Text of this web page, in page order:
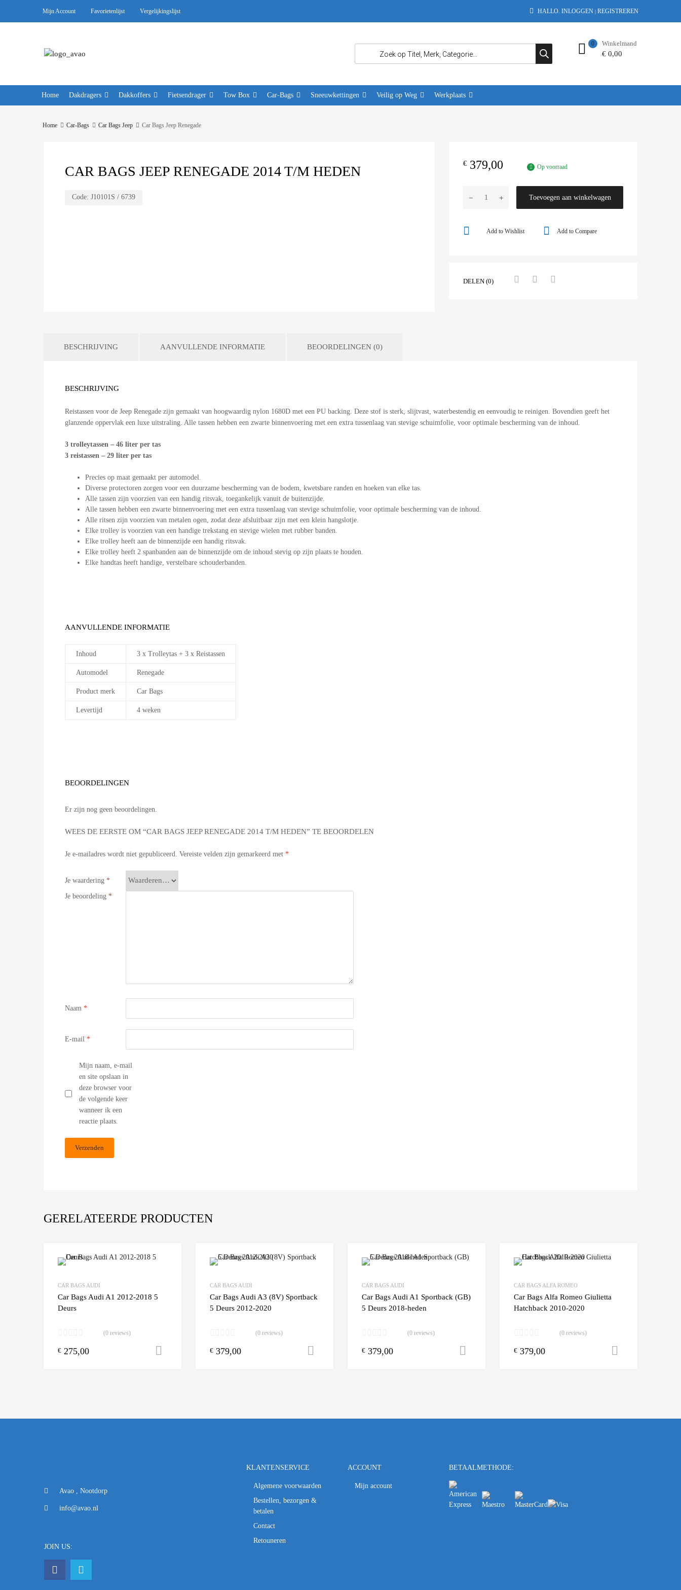
Mijn Account Favorietenlijst Vergelijkingslijst HALLO. INLOGGEN | REGISTREREN
Winkelmand
€ 0,00
0
Home Dakdragers Dakkoffers Fietsendrager Tow Box Car-Bags Sneeuwkettingen Veilig op Weg Werkplaats
Home Car-Bags Car Bags Jeep Car Bags Jeep Renegade
CAR BAGS JEEP RENEGADE 2014 T/M HEDEN
Code: J10101S / 6739
€ 379,00 Op voorraad
Toevoegen aan winkelwagen
Add to Compare
Add to Wishlist
DELEN (0)
BESCHRIJVING AANVULLENDE INFORMATIE BEOORDELINGEN (0)
BESCHRIJVING
Reistassen voor de Jeep Renegade zijn gemaakt van hoogwaardig nylon 1680D met een PU backing. Deze stof is sterk, slijtvast, waterbestendig en eenvoudig te reinigen. Bovendien geeft het
glanzende oppervlak een luxe uitstraling. Alle tassen hebben een zwarte binnenvoering met een extra tussenlaag van stevige schuimfolie, voor optimale bescherming van de inhoud.
3 trolleytassen – 46 liter per tas
3 reistassen – 29 liter per tas
Precies op maat gemaakt per automodel.
Diverse protectoren zorgen voor een duurzame bescherming van de bodem, kwetsbare randen en hoeken van elke tas.
Alle tassen zijn voorzien van een handig ritsvak, toegankelijk vanuit de buitenzijde.
Alle tassen hebben een zwarte binnenvoering met een extra tussenlaag van stevige schuimfolie, voor optimale bescherming van de inhoud.
Alle ritsen zijn voorzien van metalen ogen, zodat deze afsluitbaar zijn met een klein hangslotje.
Elke trolley is voorzien van een handige trekstang en stevige wielen met rubber banden.
Elke trolley heeft aan de binnenzijde een handig ritsvak.
Elke trolley heeft 2 spanbanden aan de binnenzijde om de inhoud stevig op zijn plaats te houden.
Elke handtas heeft handige, verstelbare schouderbanden.
AANVULLENDE INFORMATIE
Inhoud 3 x Trolleytas + 3 x Reistassen
Automodel Renegade
Product merk Car Bags
Levertijd 4 weken
BEOORDELINGEN
Er zijn nog geen beoordelingen.
WEES DE EERSTE OM “CAR BAGS JEEP RENEGADE 2014 T/M HEDEN” TE BEOORDELEN
Je e-mailadres wordt niet gepubliceerd. Vereiste velden zijn gemarkeerd met *
Je waardering *
Je beoordeling *
Naam *
E-mail *
Mijn naam, e-mail
en site opslaan in
deze browser voor
de volgende keer
wanneer ik een
reactie plaats.
GERELATEERDE PRODUCTEN
Add to Wishlist
CAR BAGS AUDI
Car Bags Audi A1 2012-2018 5
Deurs
(0 reviews)
€ 275,00 Toevoegen aan winkelwagen
Add to Wishlist
CAR BAGS AUDI
Car Bags Audi A3 (8V) Sportback
5 Deurs 2012-2020
(0 reviews)
€ 379,00 Toevoegen aan winkelwagen
Add to Wishlist
CAR BAGS AUDI
Car Bags Audi A1 Sportback (GB)
5 Deurs 2018-heden
(0 reviews)
€ 379,00 Toevoegen aan winkelwagen
CAR BAGS ALFA ROMEO
Car Bags Alfa Romeo Giulietta
Hatchback 2010-2020
(0 reviews)
€ 379,00
Avao , Nootdorp
info@avao.nl
JOIN US:
KLANTENSERVICE
Algemene voorwaarden
Bestellen, bezorgen &
betalen
Contact
Retouneren
ACCOUNT
Mijn account
BETAALMETHODE: